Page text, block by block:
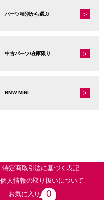
パーツ種別から選ぶ
中古パーツ/在庫限り
BMW MINI
特定商取引法に基づく表記
個人情報の取り扱いについて
お気に入り 0